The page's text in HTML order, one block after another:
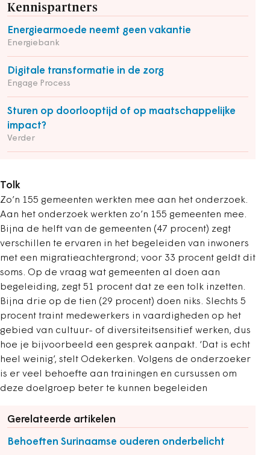
Kennispartners
Energiearmoede neemt geen vakantie
Energiebank
Digitale transformatie in de zorg
Engage Process
Sturen op doorlooptijd of op maatschappelijke
impact?
Verder
Tolk
Zo’n 155 gemeenten werkten mee aan het onderzoek.
Aan het onderzoek werkten zo’n 155 gemeenten mee.
Bijna de helft van de gemeenten (47 procent) zegt
verschillen te ervaren in het begeleiden van inwoners
met een migratieachtergrond; voor 33 procent geldt dit
soms. Op de vraag wat gemeenten al doen aan
begeleiding, zegt 51 procent dat ze een tolk inzetten.
Bijna drie op de tien (29 procent) doen niks. Slechts 5
procent traint medewerkers in vaardigheden op het
gebied van cultuur- of diversiteitsensitief werken, dus
hoe je bijvoorbeeld een gesprek aanpakt. ‘Dat is echt
heel weinig’, stelt Odekerken. Volgens de onderzoeker
is er veel behoefte aan trainingen en cursussen om
deze doelgroep beter te kunnen begeleiden
Gerelateerde artikelen
Behoeften Surinaamse ouderen onderbelicht